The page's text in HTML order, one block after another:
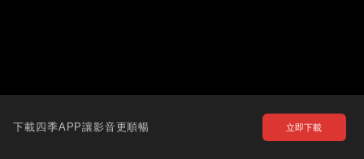
下載四季APP讓影音更順暢 立即下載